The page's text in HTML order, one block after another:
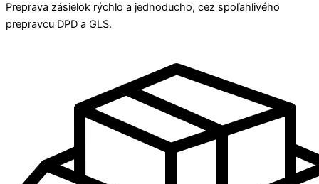
Preprava zásielok rýchlo a jednoducho, cez spoľahlivého
prepravcu DPD a GLS.